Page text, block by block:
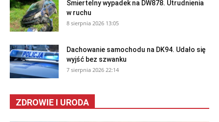
Śmiertelny wypadek na DW878. Utrudnienia
w ruchu
8 sierpnia 2026 13:05
Dachowanie samochodu na DK94. Udało się
wyjść bez szwanku
7 sierpnia 2026 22:14
ZDROWIE I URODA